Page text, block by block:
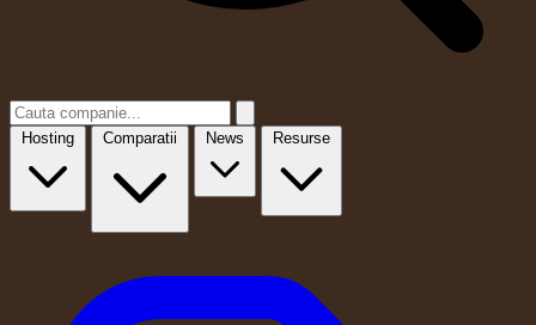
Hosting Comparatii News Resurse